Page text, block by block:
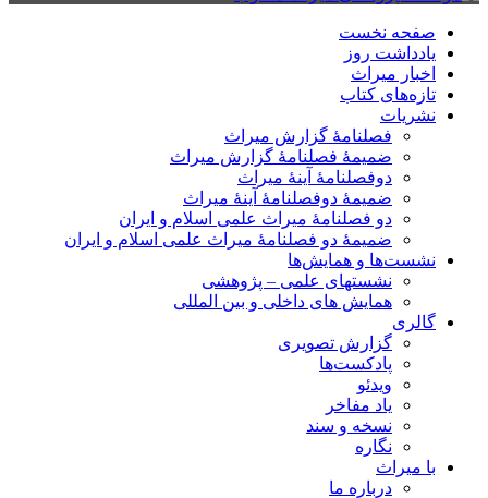
صفحه نخست
یادداشت روز
اخبار میراث
تازه‌های کتاب
نشریات
فصلنامۀ گزارش میراث
ضمیمۀ فصلنامۀ گزارش میراث
دوفصلنامۀ آینۀ میراث
ضمیمۀ دوفصلنامۀ آینۀ میراث
دو فصلنامۀ میراث علمی اسلام و ایران
ضمیمۀ دو فصلنامۀ میراث علمی اسلام و ایران
نشست‌ها و همایش‌ها
نشستهای علمی – پژوهشی
همایش های داخلی و بین المللی
گالری
گزارش تصویری
پادکست‌ها
ویدئو
یاد مفاخر
نسخه و سند
نگاره
با میراث
درباره ما